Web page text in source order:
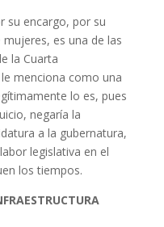
su encargo, por su
es una de las
la Cuarta
menciona como una
lo es, pues
negaría la
a la gubernatura,
legislativa en el
los tiempos.